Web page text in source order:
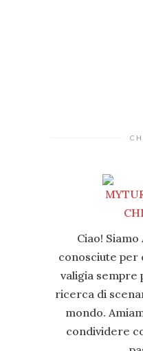
Ciao! Siamo
conosciute per
valigia sempre
ricerca di
mondo.
condividere